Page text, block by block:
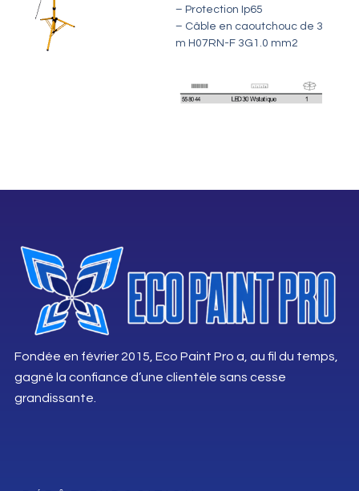
– Protection Ip65
– Câble en caoutchouc de 3
m H07RN-F 3G1.0 mm2
Fondée en février 2015, Eco Paint Pro a, au fil du temps,
gagné la confiance d’une clientèle sans cesse
grandissante.